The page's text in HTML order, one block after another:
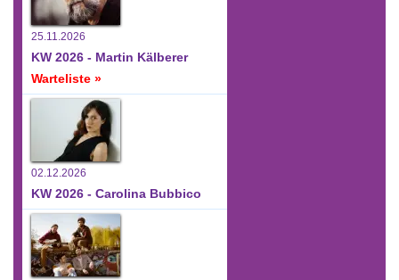
25.11.2026
KW 2026 - Martin Kälberer
Warteliste »
02.12.2026
KW 2026 - Carolina Bubbico